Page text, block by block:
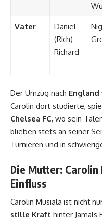
Vater
Daniel
(Rich)
Richard
Der Umzug nach England
Carolin dort studierte,
Chelsea FC, wo sein
blieben stets an seiner
Turnieren und in
Die Mutter: Carolin
Einfluss
Carolin Musiala ist nicht
stille Kraft hinter Jamals